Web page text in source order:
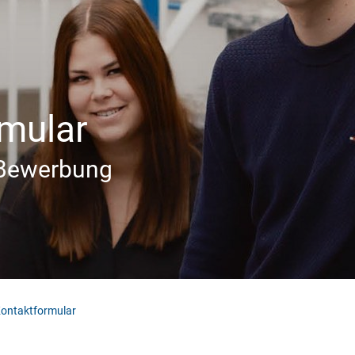
Industrie/OEM
Private Bauherren
Wohnungswirtsch